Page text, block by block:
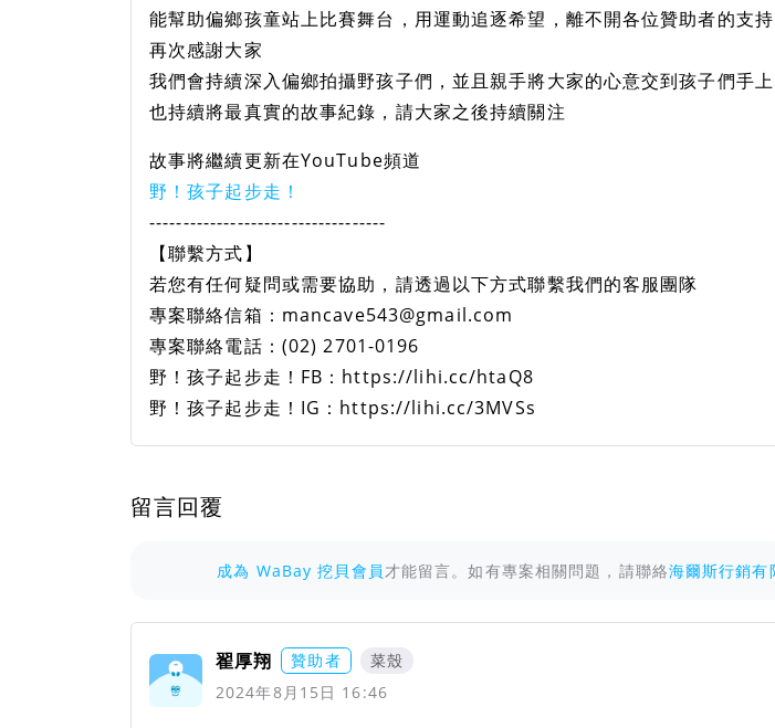
能幫助偏鄉孩童站上比賽舞台，用運動追逐希望，離不開各位贊助者的支持
再次感謝大家
我們會持續深入偏鄉拍攝野孩子們，並且親手將大家的心意交到孩子們手上
也持續將最真實的故事紀錄，請大家之後持續關注
故事將繼續更新在YouTube頻道
野！孩子起步走！
-----------------------------------
【聯繫方式】
若您有任何疑問或需要協助，請透過以下方式聯繫我們的客服團隊
專案聯絡信箱：mancave543@gmail.com
專案聯絡電話：(02) 2701-0196
野！孩子起步走！FB：https://lihi.cc/htaQ8
野！孩子起步走！IG：https://lihi.cc/3MVSs
留言回覆
成為 WaBay 挖貝會員 才能留言。如有專案相關問題，請聯絡海爾斯行銷有
翟厚翔 贊助者
菜殼
2024年8月15日 16:46